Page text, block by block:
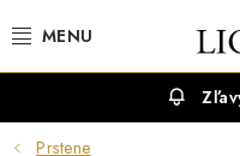
na
Prstene